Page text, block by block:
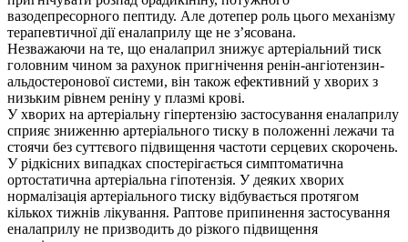
вазодепресорного пептиду. Але дотепер роль цього механізму
терапевтичної дії еналаприлу ще не з’ясована.
Незважаючи на те, що еналаприл знижує артеріальний тиск
головним чином за рахунок пригнічення ренін-ангіотензин-
альдостеронової системи, він також ефективний у хворих з
низьким рівнем реніну у плазмі крові.
У хворих на артеріальну гіпертензію застосування еналаприлу
сприяє зниженню артеріального тиску в положенні лежачи та
стоячи без суттєвого підвищення частоти серцевих скорочень.
У рідкісних випадках спостерігається симптоматична
ортостатична артеріальна гіпотензія. У деяких хворих
нормалізація артеріального тиску відбувається протягом
кількох тижнів лікування. Раптове припинення застосування
еналаприлу не призводить до різкого підвищення